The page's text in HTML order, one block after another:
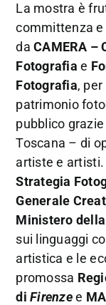
La mostra è
committenza
daCAMERA –
Fotografia e
Fotografia,
patrimonio
pubblico
Toscana – di
artiste e
Strategia
Generale
Ministero
sui linguaggi
artistica e le
promossa
diFirenze e